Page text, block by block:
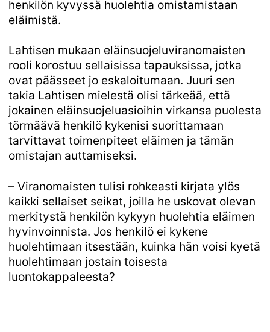
henkilön kyvyssä huolehtia omistamistaan
eläimistä.
Lahtisen mukaan eläinsuojeluviranomaisten
rooli korostuu sellaisissa tapauksissa, jotka
ovat päässeet jo eskaloitumaan. Juuri sen
takia Lahtisen mielestä olisi tärkeää, että
jokainen eläinsuojeluasioihin virkansa puolesta
törmäävä henkilö kykenisi suorittamaan
tarvittavat toimenpiteet eläimen ja tämän
omistajan auttamiseksi.
– Viranomaisten tulisi rohkeasti kirjata ylös
kaikki sellaiset seikat, joilla he uskovat olevan
merkitystä henkilön kykyyn huolehtia eläimen
hyvinvoinnista. Jos henkilö ei kykene
huolehtimaan itsestään, kuinka hän voisi kyetä
huolehtimaan jostain toisesta
luontokappaleesta?